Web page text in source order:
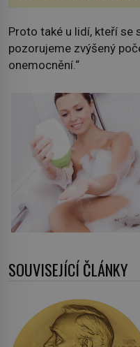
Proto také u lidí, kteří se
pozorujeme zvýšený
onemocnění.“
SOUVISEJÍCÍ ČLÁNKY